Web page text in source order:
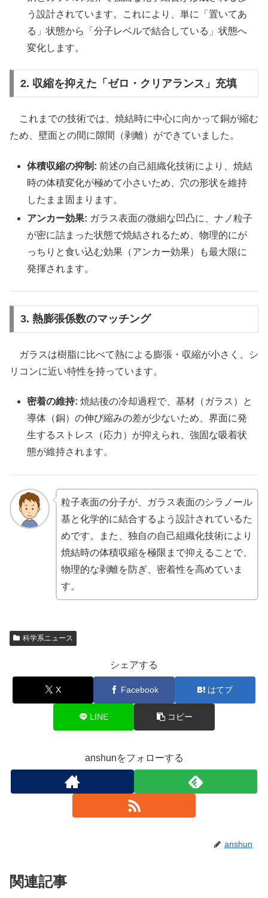
う設計されています。これにより、単に「置いてあ
る」状態から「分子レベルで結合している」状態へ
変化します。
2. 収縮を抑えた「ゼロ・クリアランス」充填
これまでの技術では、焼結時に中心に向かって銅が縮む
ため、壁面との間に隙間（剥離）ができていました。
体積収縮の抑制: 前述の自己組織化技術により、焼結
時の体積変化が極めて小さいため、穴の形状を維持
したまま固まります。
アンカー効果: ガラス表面の微細な凹凸に、ナノ粒子
が密に詰まった状態で焼結されるため、物理的にが
っちりと食い込む効果（アンカー効果）も最大限に
発揮されます。
3. 熱膨張係数のマッチング
ガラスは樹脂に比べて熱による膨張・収縮が小さく、シ
リコンに近い特性を持っています。
密着の維持: 焼結後の冷却過程で、基材（ガラス）と
導体（銅）の伸び縮みの差が少ないため、界面に発
生するストレス（応力）が抑えられ、強固な吸着状
態が維持されます。
粒子表面の分子が、ガラス表面のシラノール
基と化学的に結合するよう設計されているた
めです。また、独自の自己組織化技術により
焼結時の体積収縮を極限まで抑えることで、
物理的な剥離を防ぎ、密着性を高めていま
す。
科学系ニュース
シェアする
X Facebook はてブ
LINE コピー
anshunをフォローする
anshun
関連記事